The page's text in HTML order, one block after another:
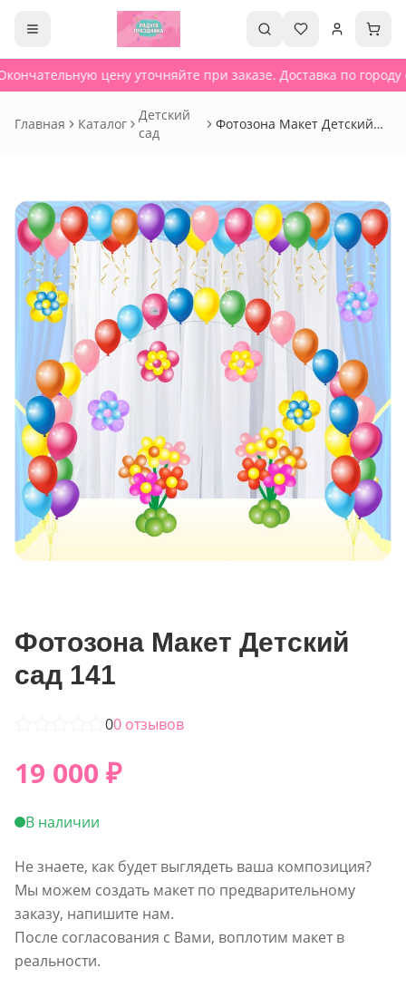
цену уточняйте при заказе. Доставка по городу
Главная Каталог
Детский
сад
Фотозона Макет Детский
Фотозона Макет Детский
сад 141
00 отзывов
19 000 ₽
В наличии
Не знаете, как будет выглядеть ваша композиция?
Мы можем создать макет по предварительному
заказу, напишите нам.
После согласования с Вами, воплотим макет в
реальности.